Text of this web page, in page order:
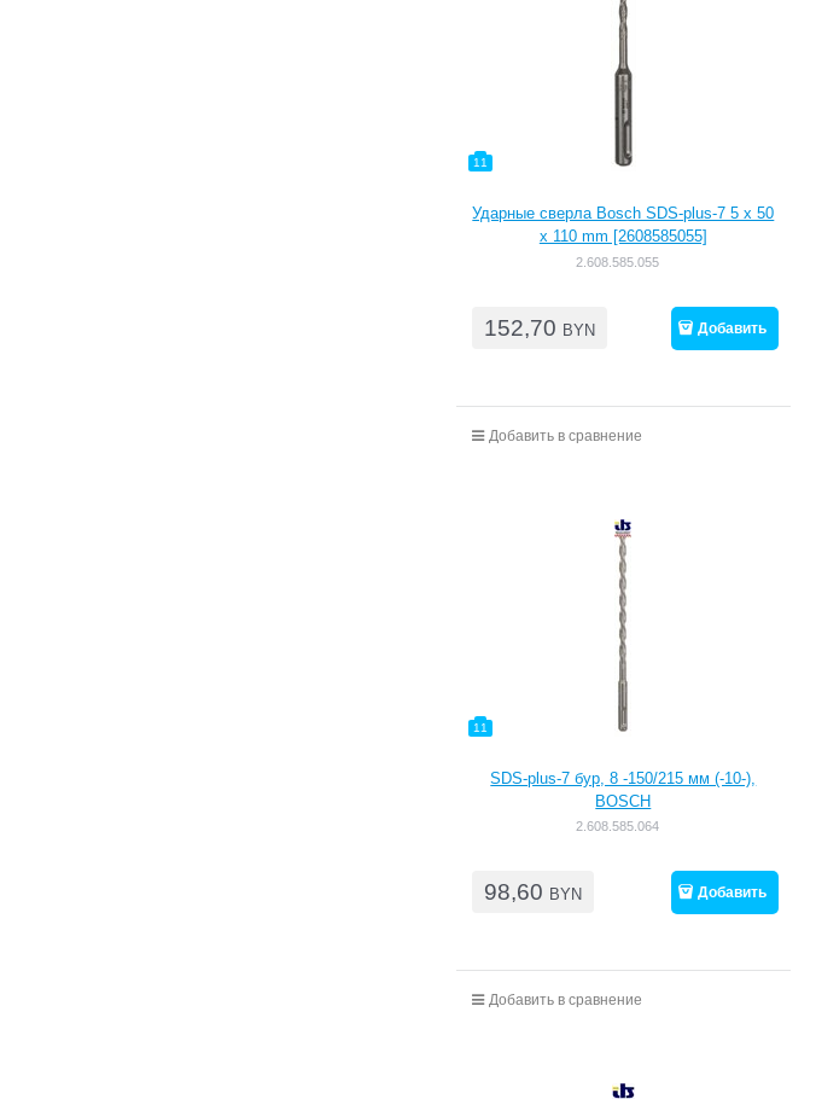
11
Ударные сверла Bosch SDS-plus-7 5 x 50
x 110 mm [2608585055]
2.608.585.055
152,70 BYN Добавить
Добавить в сравнение
11
SDS-plus-7 бур, 8 -150/215 мм (-10-),
BOSCH
2.608.585.064
98,60 BYN Добавить
Добавить в сравнение